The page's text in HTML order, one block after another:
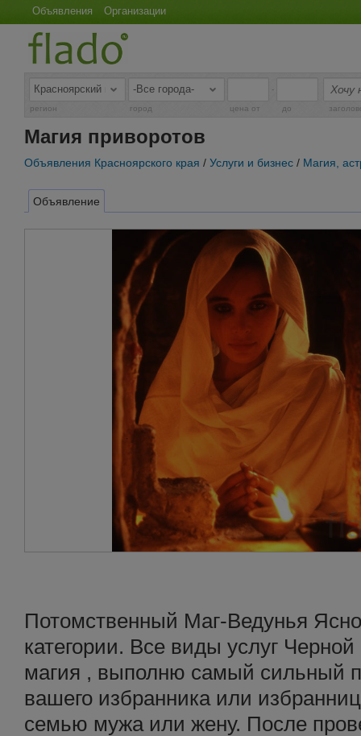
Объявления Организации
-
регион город цена от до
Магия приворотов
Объявления Красноярского края / Услуги и бизнес / Магия,
Объявление
Потомственный Маг-Ведунья
категории. Все виды услуг
магия , выполню самый сильный
вашего избранника или
семью мужа или жену. После